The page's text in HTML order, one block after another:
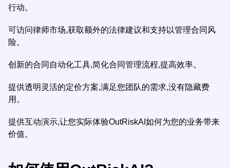
行动。
可访问律师市场,获取额外的法律建议和支持以管理合同风
险。
创新的合同自动化工具,简化合同管理流程,提高效率。
提供透明灵活的定价方案,满足您团队的需求,没有隐藏费
用。
提供互动演示,让您实际体验OutRiskAI如何为您的业务带来
价值。